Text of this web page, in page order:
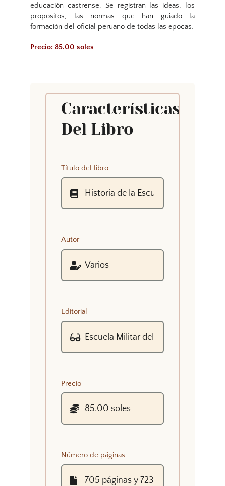
educación castrense. Se registran las ideas, los
propositos, las normas que han guiado la
formación del oficial peruano de todas las epocas.
Precio: 85.00 soles
Características
Del Libro
Título del libro
Autor
Editorial
Precio
Número de páginas